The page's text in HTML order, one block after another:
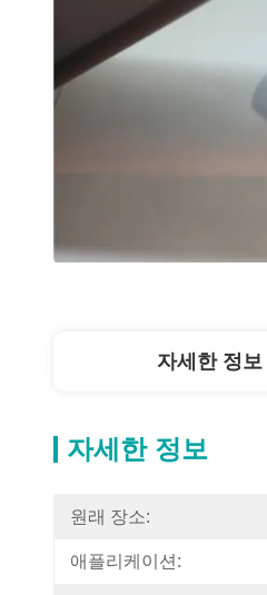
자세한 정보
자세한 정보
원래 장소:
애플리케이션: